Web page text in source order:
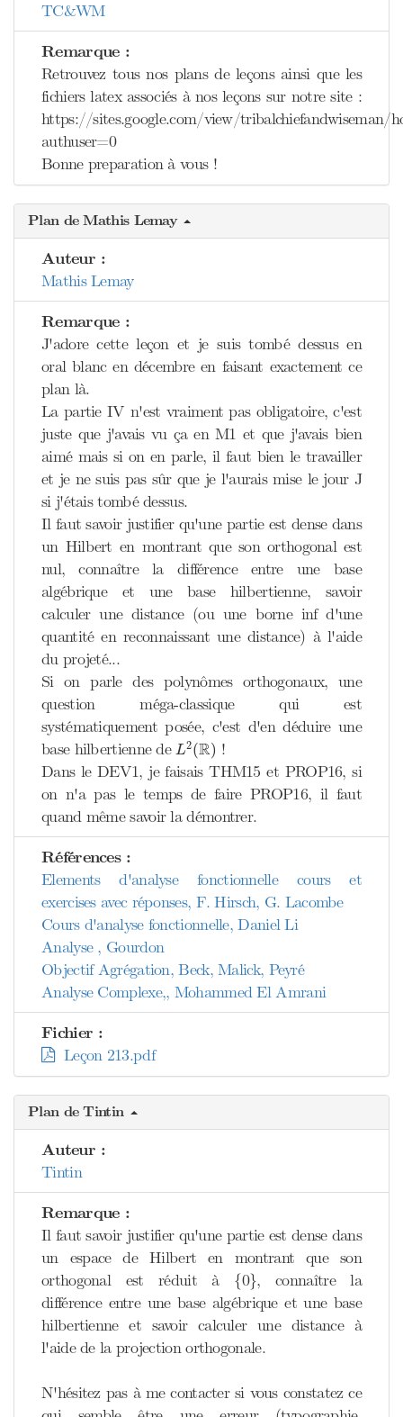
TC&WM
Remarque :
Retrouvez tous nos plans de leçons ainsi que les
fichiers latex associés à nos leçons sur notre site :
https://sites.google.com/view/tribalchiefandwiseman/
authuser=0
Bonne preparation à vous !
Plan de Mathis Lemay
Auteur :
Mathis Lemay
Remarque :
J'adore cette leçon et je suis tombé dessus en
oral blanc en décembre en faisant exactement ce
plan là.
La partie IV n'est vraiment pas obligatoire, c'est
juste que j'avais vu ça en M1 et que j'avais bien
aimé mais si on en parle, il faut bien le travailler
et je ne suis pas sûr que je l'aurais mise le jour J
si j'étais tombé dessus.
Il faut savoir justifier qu'une partie est dense dans
un Hilbert en montrant que son orthogonal est
nul, connaître la différence entre une base
algébrique et une base hilbertienne, savoir
calculer une distance (ou une borne inf d'une
quantité en reconnaissant une distance) à l'aide
du projeté...
Si on parle des polynômes orthogonaux, une
question méga-classique qui est
systématiquement posée, c'est d'en déduire une
base hilbertienne deL2(R)
L2 (R) !
Dans le DEV1, je faisais THM15 et PROP16, si
on n'a pas le temps de faire PROP16, il faut
quand même savoir la démontrer.
Références :
Elements d'analyse fonctionnelle cours et
exercises avec réponses, F. Hirsch, G. Lacombe
Cours d'analyse fonctionnelle, Daniel Li
Analyse , Gourdon
Objectif Agrégation, Beck, Malick, Peyré
Analyse Complexe,, Mohammed El Amrani
Fichier :
Leçon 213.pdf
Plan de Tintin
Auteur :
Tintin
Remarque :
Il faut savoir justifier qu'une partie est dense dans
un espace de Hilbert en montrant que son
orthogonal est réduit à {0}, connaître la
différence entre une base algébrique et une base
hilbertienne et savoir calculer une distance à
l'aide de la projection orthogonale.
N'hésitez pas à me contacter si vous constatez ce